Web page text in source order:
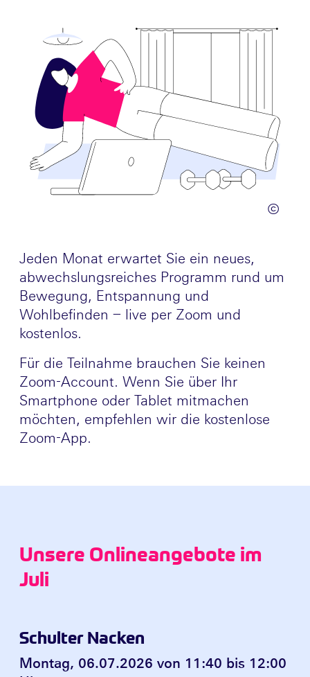
©
Jeden Monat erwartet Sie ein neues,
abwechslungsreiches Programm rund um
Bewegung, Entspannung und
Wohlbefinden – live per Zoom und
kostenlos.
Für die Teilnahme brauchen Sie keinen
Zoom-Account. Wenn Sie über Ihr
Smartphone oder Tablet mitmachen
möchten, empfehlen wir die kostenlose
Zoom-App.
Unsere Onlineangebote im
Juli
Schulter Nacken
Montag, 06.07.2026 von 11:40 bis 12:00